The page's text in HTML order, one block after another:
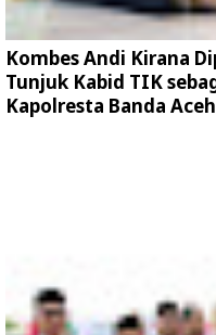
Kombes Andi Kirana
Tunjuk Kabid TIK
Kapolresta Banda Aceh